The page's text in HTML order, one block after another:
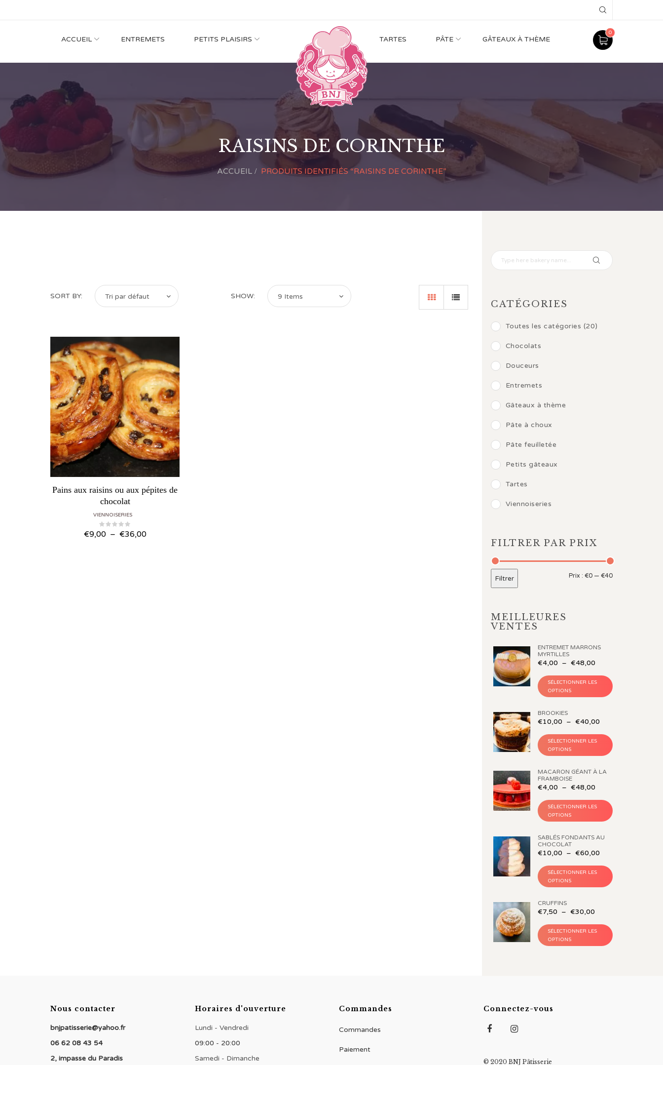
ACCUEIL ENTREMETS PETITS PLAISIRS TARTES PÂTE GÂTEAUX À THÈME
0
RAISINS DE CORINTHE
ACCUEIL PRODUITS IDENTIFIÉS “RAISINS DE CORINTHE”
SORT BY: Tri par défaut SHOW: 9 Items
Pains aux raisins ou aux pépites de
chocolat
VIENNOISERIES
€9,00 – €36,00Plage de prix : €9,00 à €36,00
CATÉGORIES
Toutes les catégories (20)
Chocolats
Douceurs
Entremets
Gâteaux à thème
Pâte à choux
Pâte feuilletée
Petits gâteaux
Tartes
Viennoiseries
FILTRER PAR PRIX
Filtrer Prix : €0 — €40
MEILLEURES
VENTES
ENTREMET MARRONS
MYRTILLES
€4,00 – €48,00
SÉLECTIONNER LES
OPTIONS
BROOKIES
€10,00 – €40,00
SÉLECTIONNER LES
OPTIONS
MACARON GÉANT À LA
FRAMBOISE
€4,00 – €48,00
SÉLECTIONNER LES
OPTIONS
SABLÉS FONDANTS AU
CHOCOLAT
€10,00 – €60,00
SÉLECTIONNER LES
OPTIONS
CRUFFINS
€7,50 – €30,00
SÉLECTIONNER LES
OPTIONS
Nous contacter
bnjpatisserie@yahoo.fr
06 62 08 43 54
2, impasse du Paradis
Horaires d'ouverture
Lundi - Vendredi
09:00 - 20:00
Samedi - Dimanche
Commandes
Commandes
Paiement
Connectez-vous
© 2020 BNJ Pâtisserie